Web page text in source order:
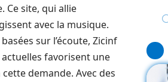
Ce site, qui allie
avec la musique.
sur l’écoute, Zicinf
favorisent une
demande. Avec des